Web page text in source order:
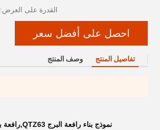
القدرة على العرض: 40 مجموعة شهريا
احصل على أفضل سعر
تفاصيل المنتج وصف المنتج